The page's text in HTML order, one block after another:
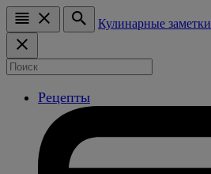
Кулинарные заметки
Рецепты